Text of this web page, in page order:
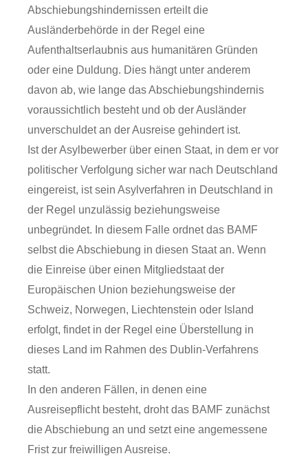
Abschiebungshindernissen erteilt die
Ausländerbehörde in der Regel eine
Aufenthaltserlaubnis aus humanitären Gründen
oder eine Duldung. Dies hängt unter anderem
davon ab, wie lange das Abschiebungshindernis
voraussichtlich besteht und ob der Ausländer
unverschuldet an der Ausreise gehindert ist.
Ist der Asylbewerber über einen Staat, in dem er vor
politischer Verfolgung sicher war nach Deutschland
eingereist, ist sein Asylverfahren in Deutschland in
der Regel unzulässig beziehungsweise
unbegründet. In diesem Falle ordnet das BAMF
selbst die Abschiebung in diesen Staat an. Wenn
die Einreise über einen Mitgliedstaat der
Europäischen Union beziehungsweise der
Schweiz, Norwegen, Liechtenstein oder Island
erfolgt, findet in der Regel eine Überstellung in
dieses Land im Rahmen des Dublin-Verfahrens
statt.
In den anderen Fällen, in denen eine
Ausreisepflicht besteht, droht das BAMF zunächst
die Abschiebung an und setzt eine angemessene
Frist zur freiwilligen Ausreise.